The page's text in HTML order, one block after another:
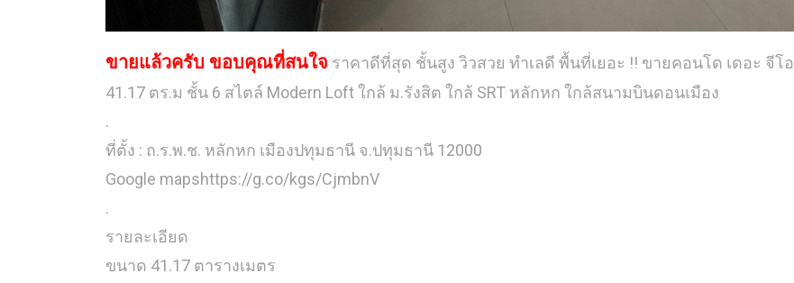
ขายแล้วครับ ขอบคุณที่สนใจ ราคาดีที่สุด ชั้นสูง วิวสวย ทำเลดี พื้นที่เยอะ !! ขายคอนโด เดอะ จีโอ
41.17 ตร.ม ชั้น 6 สไตล์ Modern Loft ใกล้ ม.รังสิต ใกล้ SRT หลักหก ใกล้สนามบินดอนเมือง
.
ที่ตั้ง : ถ.ร.พ.ช. หลักหก เมืองปทุมธานี จ.ปทุมธานี 12000
Google mapshttps://g.co/kgs/CjmbnV
.
รายละเอียด
ขนาด 41.17 ตารางเมตร